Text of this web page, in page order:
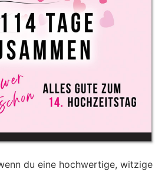
du eine hochwertige, witzige